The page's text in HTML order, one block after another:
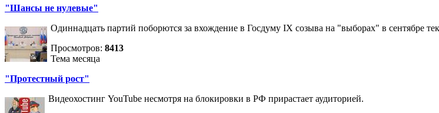
"Шансы не нулевые"
Одиннадцать партий поборются за вхождение в Госдуму IX созыва на "выборах" в сентябре
Просмотров: 8413
Тема месяца
"Протестный рост"
Видеохостинг YouTube несмотря на блокировки в РФ прирастает аудиторией.